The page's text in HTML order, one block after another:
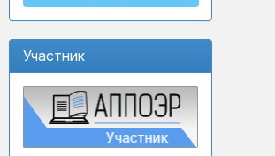
Участник